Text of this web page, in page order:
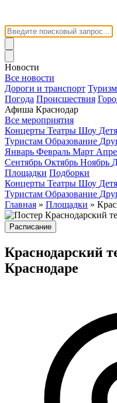
Новости
Все новости
Дороги и транспорт
Погода Происшествия
Афиша Краснодар
Все мероприятия
Концерты Театры Шоу
Туристам Образование
Январь Февраль Март
Сентябрь Октябрь Ноябрь
Площадки Подборки
Концерты Театры Шоу
Туристам Образование
Главная » Площадки »
Расписание
Краснодарский
Краснодаре